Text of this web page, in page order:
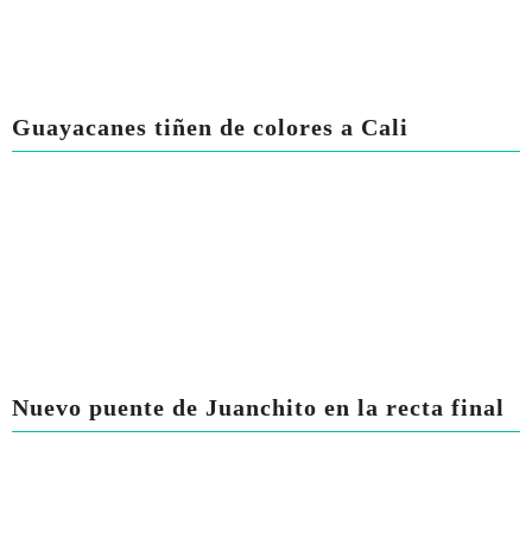
Guayacanes tiñen de colores a Cali
Nuevo puente de Juanchito en la recta final